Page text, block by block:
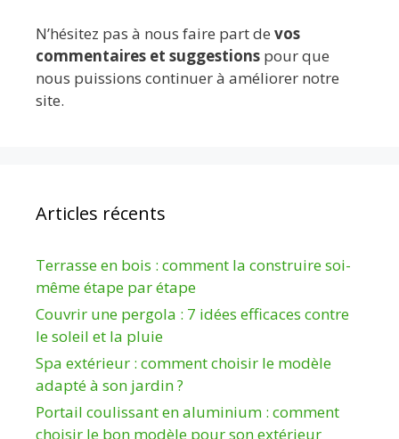
N’hésitez pas à nous faire part de vos
commentaires et suggestions pour que
nous puissions continuer à améliorer notre
site.
Articles récents
Terrasse en bois : comment la construire soi-
même étape par étape
Couvrir une pergola : 7 idées efficaces contre
le soleil et la pluie
Spa extérieur : comment choisir le modèle
adapté à son jardin ?
Portail coulissant en aluminium : comment
choisir le bon modèle pour son extérieur